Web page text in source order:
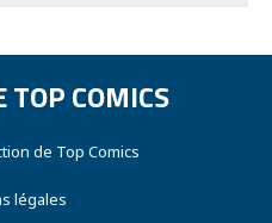
TOP COMICS
de Top Comics
légales